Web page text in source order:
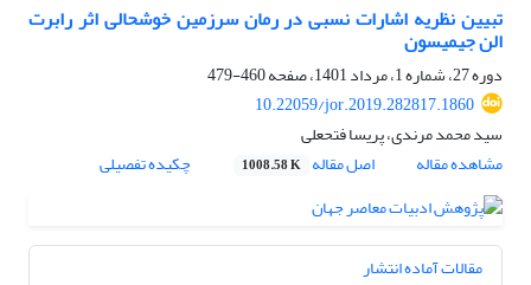
تبیین نظریه اشارات نسبی در رمان سرزمین خوشحالی اثر رابرت
الن جیمیسون
دوره 27، شماره 1، مرداد 1401، صفحه
460-479
10.22059/jor.2019.282817.1860
سید محمد مرندی، پریسا فتحعلی
مشاهده مقاله
اصل مقاله 1008.58 K چکیده تفصیلی
مقالات آماده انتشار